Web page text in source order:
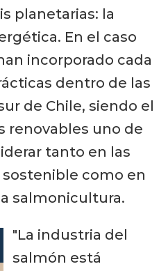
planetarias: la
En el caso
incorporado cada
dentro de las
de Chile, siendo el
renovables uno de
tanto en las
como en
salmonicultura.
"La industria del
salmón está